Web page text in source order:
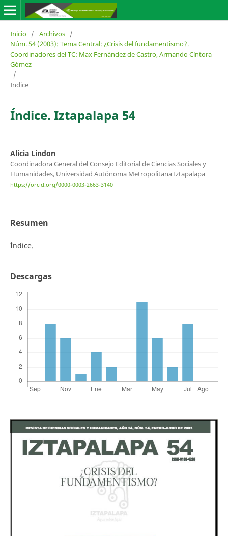
Inicio / Archivos /
Núm. 54 (2003): Tema Central: ¿Crisis del fundamentismo?.
Coordinadores del TC: Max Fernández de Castro, Armando Cíntora
Gómez
/
Indice
Índice. Iztapalapa 54
Alicia Lindon
Coordinadora General del Consejo Editorial de Ciencias Sociales y
Humanidades, Universidad Autónoma Metropolitana Iztapalapa
https://orcid.org/0000-0003-2663-3140
Resumen
Índice.
Descargas